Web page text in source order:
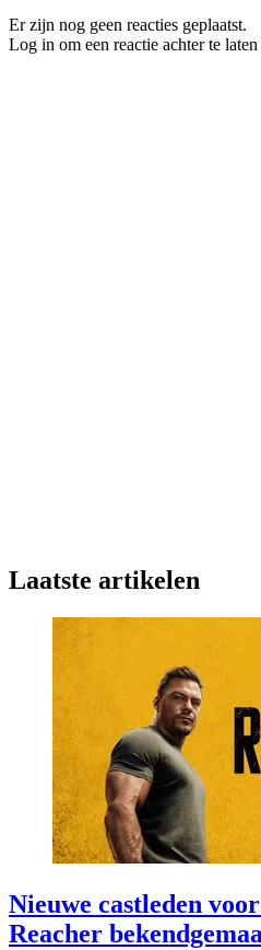
Er zijn nog geen reacties geplaatst.
Log in om een reactie achter te laten
Laatste artikelen
Nieuwe castleden
Reacher